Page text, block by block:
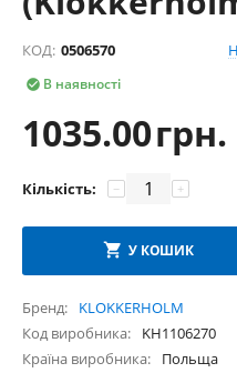
КОД: 0506570
В наявності

1035.00грн.
Кількість: +
−
У КОШИК
Бренд
KLOKKERHOLM
Код виробника
KH1106270
Країна виробника
Польща